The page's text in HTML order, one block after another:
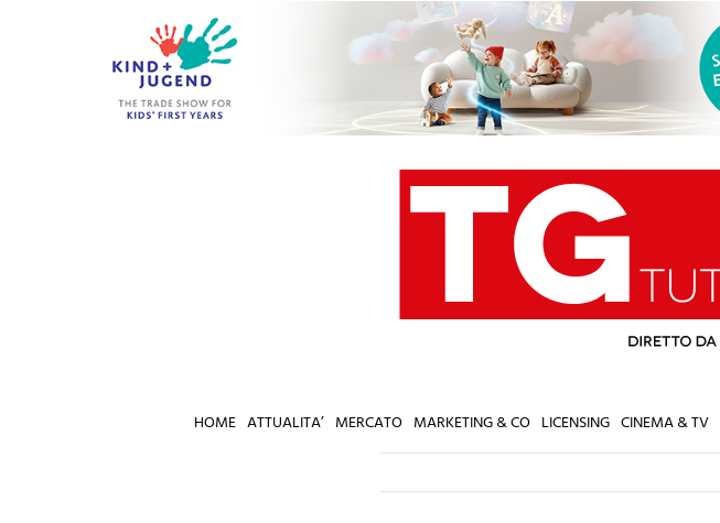
HOME ATTUALITA’ MERCATO MARKETING & CO LICENSING CINEMA & TV